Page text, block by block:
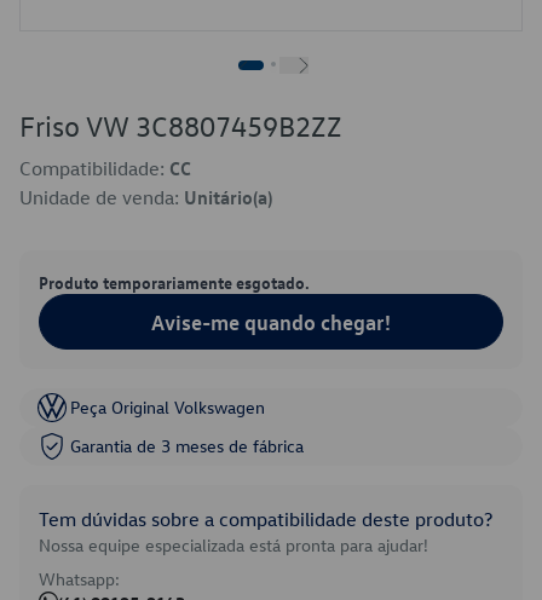
Friso VW 3C8807459B2ZZ
Compatibilidade: CC
Unidade de venda: Unitário(a)
Produto temporariamente esgotado.
Avise-me quando chegar!
Peça Original Volkswagen
Garantia de 3 meses de fábrica
Tem dúvidas sobre a compatibilidade deste produto?
Nossa equipe especializada está pronta para ajudar!
Whatsapp: